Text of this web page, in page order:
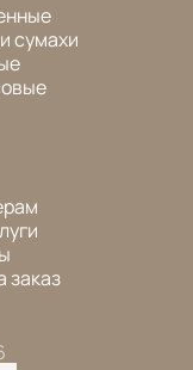
сумахи
заказ